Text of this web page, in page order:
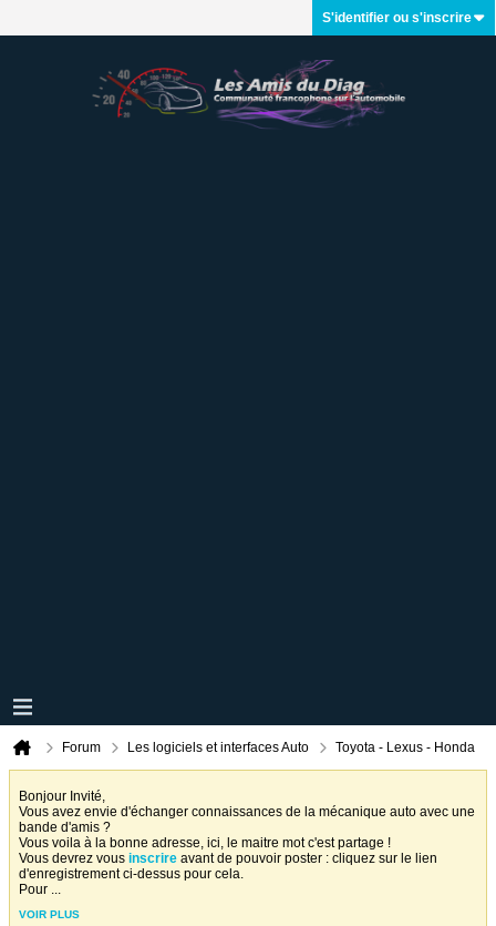
S'identifier ou s'inscrire
Forum Les logiciels et interfaces Auto Toyota - Lexus - Honda
Bonjour Invité,
Vous avez envie d'échanger connaissances de la mécanique auto avec une
bande d'amis ?
Vous voila à la bonne adresse, ici, le maitre mot c'est partage !
Vous devrez vous inscrire avant de pouvoir poster : cliquez sur le lien
d'enregistrement ci-dessus pour cela.
Pour ...
VOIR PLUS